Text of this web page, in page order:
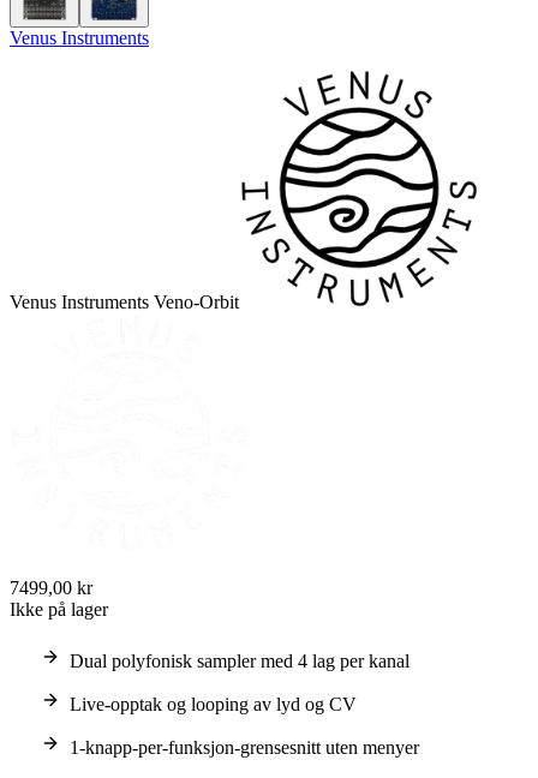
Venus Instruments
Venus Instruments Veno-Orbit
7499,00 kr
Ikke på lager
Dual polyfonisk sampler med 4 lag per kanal
Live-opptak og looping av lyd og CV
1-knapp-per-funksjon-grensesnitt uten menyer